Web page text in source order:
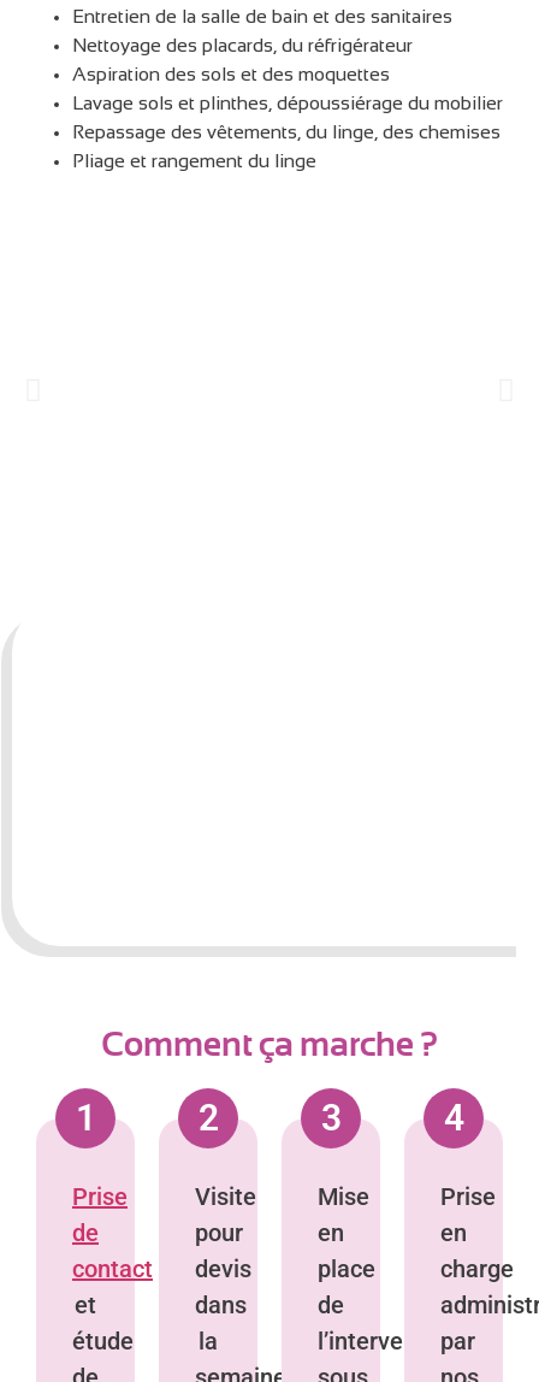
Entretien de la salle de bain et des sanitaires
Nettoyage des placards, du réfrigérateur
Aspiration des sols et des moquettes
Lavage sols et plinthes, dépoussiérage du mobilier
Repassage des vêtements, du linge, des chemises
Pliage et rangement du linge
Comment ça marche ?
1
Prise
de
contact
et
étude
2
Visite
pour
devis
dans
la
3
Mise
en
place
de
l’intervention
4
Prise
en
charge
par